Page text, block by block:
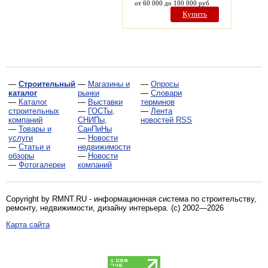
от 60 000 до 100 000 руб
Купить
— Строительный
каталог
— Каталог
строительных
компаний
— Товары и
услуги
— Статьи и
обзоры
— Фотогалереи
— Магазины и
рынки
— Выставки
— ГОСТы,
СНИПы,
СанПиНы
— Новости
недвижимости
— Новости
компаний
— Опросы
— Словари
терминов
— Лента
новостей RSS
Copyright by RMNT.RU - информационная система по строительству,
ремонту, недвижимости, дизайну интерьера. (c) 2002—2026
Карта сайта